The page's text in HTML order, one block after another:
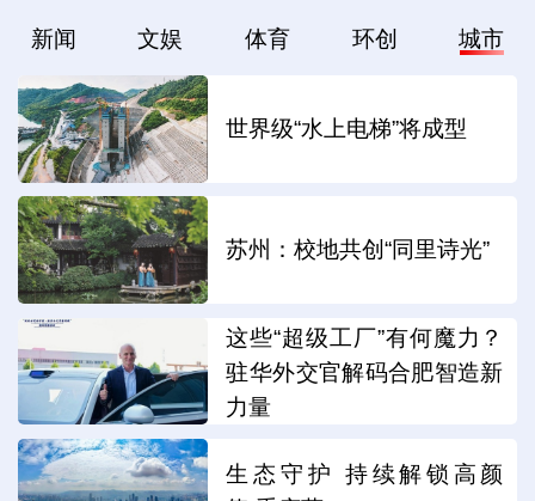
新闻 文娱 体育 环创 城市
世界级“水上电梯”将成型
苏州：校地共创“同里诗光”
这些“超级工厂”有何魔力？
驻华外交官解码合肥智造新
力量
生态守护 持续解锁高颜